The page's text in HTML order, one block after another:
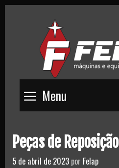
Menu
Peças de Reposição
5 de abril de 2023 por Felap